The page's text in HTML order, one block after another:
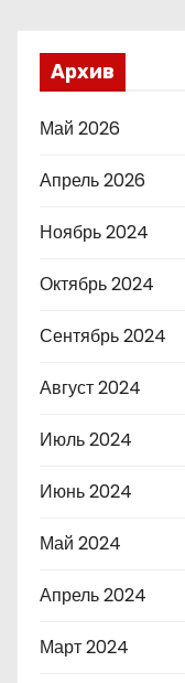
Архив
Май 2026
Апрель 2026
Ноябрь 2024
Октябрь 2024
Сентябрь 2024
Август 2024
Июль 2024
Июнь 2024
Май 2024
Апрель 2024
Март 2024